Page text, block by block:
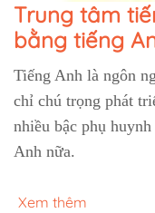
Trung tâm
bằng tiếng
Tiếng Anh là ngôn
chỉ chú trọng phát
nhiều bậc phụ
Anh nữa.
Xem thêm